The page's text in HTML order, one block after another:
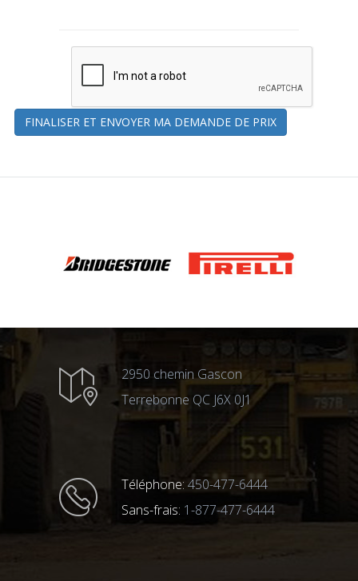
FINALISER ET ENVOYER MA DEMANDE DE PRIX
2950 chemin Gascon
Terrebonne QC J6X 0J1
Téléphone: 450-477-6444
Sans-frais: 1-877-477-6444